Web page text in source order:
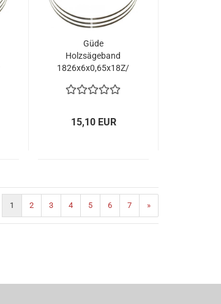
Güde
Holzsägeband
1826x6x0,65x18Z/
15,10 EUR
1 2 3 4 5 6 7 »